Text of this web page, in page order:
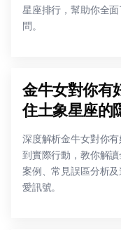
星座排行，幫助你全
問。
金牛女對你有
住土象星座的
深度解析金牛女對你
到實際行動，教你解
案例、常見誤區分析
愛訊號。